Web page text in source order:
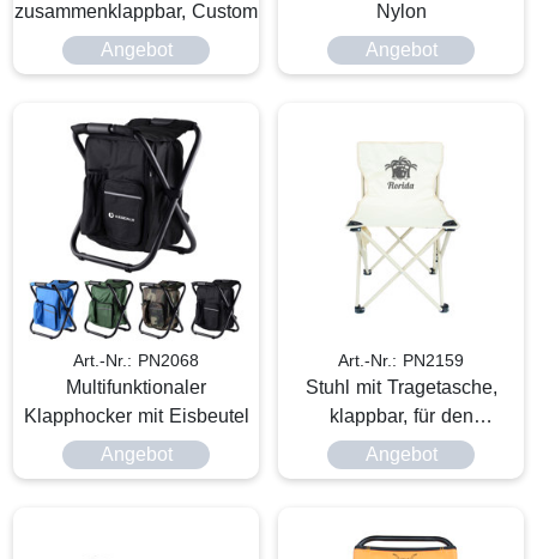
zusammenklappbar, Custom
Angebot
Nylon
Angebot
Art.-Nr.: PN2068
Multifunktionaler
Klapphocker mit Eisbeutel
Angebot
Art.-Nr.: PN2159
Stuhl mit Tragetasche,
klappbar, für den
Außenbereich
Angebot